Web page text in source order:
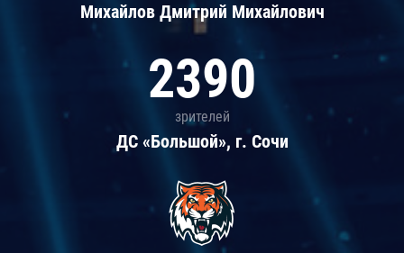
Михайлов Дмитрий Михайлович
2390
зрителей
ДС «Большой», г. Сочи